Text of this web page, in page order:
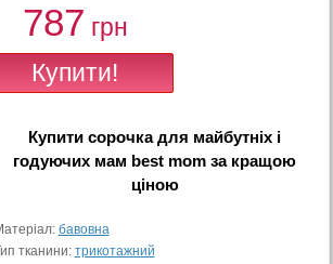
787 грн
Купитисорочка для майбутніх і
годуючих мам best mom за кращою
ціною
бавовна
тканини: трикотажний